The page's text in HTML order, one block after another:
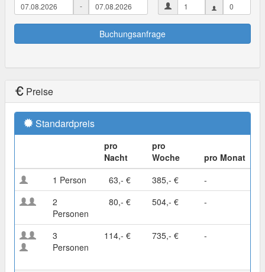
-
Buchungsanfrage
Preise
Standardpreis
pro
Nacht
pro
Woche
pro Monat
1 Person
63,- € 385,- €
-
2
Personen
80,- € 504,- € -
3
Personen
114,- € 735,- € -